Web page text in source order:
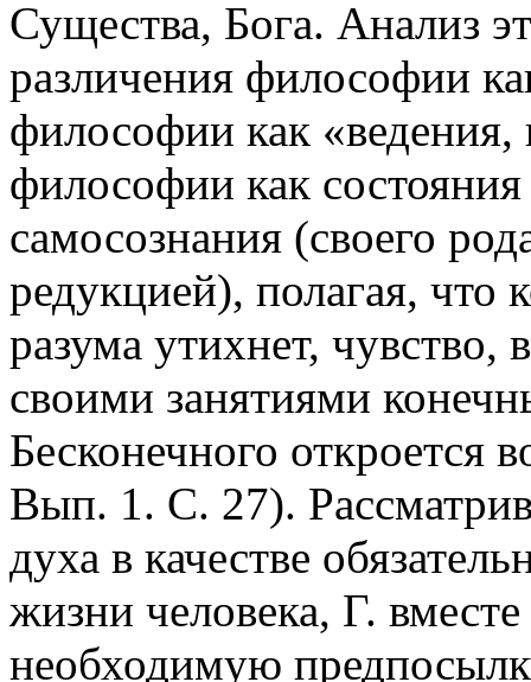
Существа, Бога. Анализ
различения философии
философии как
философии как
самосознания (своего
редукцией), полагая, что
разума утихнет, чувство,
своими занятиями
Бесконечного откроется
Вып. 1. С. 27).
духа в качестве
жизни человека, Г.
необходимую